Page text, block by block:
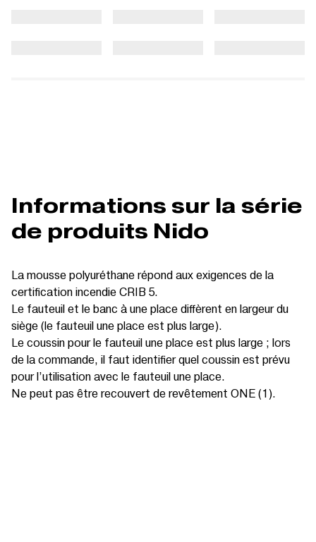
Informations sur la série
de produits Nido
La mousse polyuréthane répond aux exigences de la
certification incendie CRIB 5.
Le fauteuil et le banc à une place diffèrent en largeur du
siège (le fauteuil une place est plus large).
Le coussin pour le fauteuil une place est plus large ; lors
de la commande, il faut identifier quel coussin est prévu
pour l’utilisation avec le fauteuil une place.
Ne peut pas être recouvert de revêtement ONE (1).